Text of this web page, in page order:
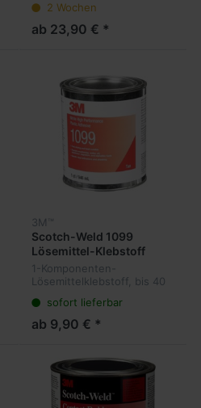
2 Wochen
ab 23,90 € *
3M™
Scotch-Weld 1099
Lösemittel-Klebstoff
1-Komponenten-
Lösemittelklebstoff, bis 40
Klebespanne, Öl-,
Treibstoff- und
weichmacherbeständig.
faserverstärkten...
sofort lieferbar
ab 9,90 € *